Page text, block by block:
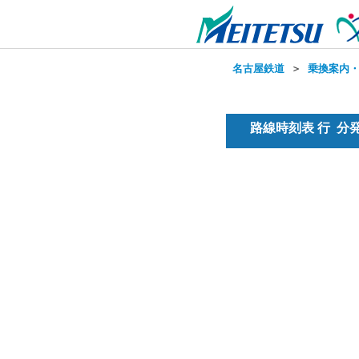
名古屋鉄道 ＞ 乗換案内
路線時刻表 行 分